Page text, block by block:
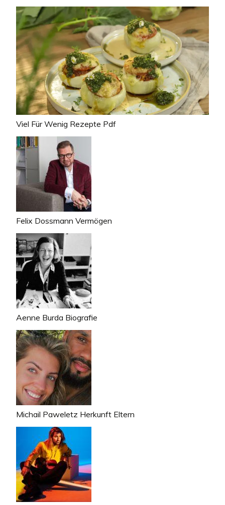
Viel Für Wenig Rezepte Pdf
Felix Dossmann Vermögen
Aenne Burda Biografie
Michail Paweletz Herkunft Eltern